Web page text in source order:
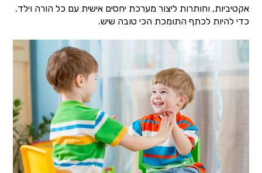
אקטיביות, וחותרות ליצור מערכת יחסים אישית עם כל הורה וילד.
כדי להיות לכתף התומכת הכי טובה שיש.